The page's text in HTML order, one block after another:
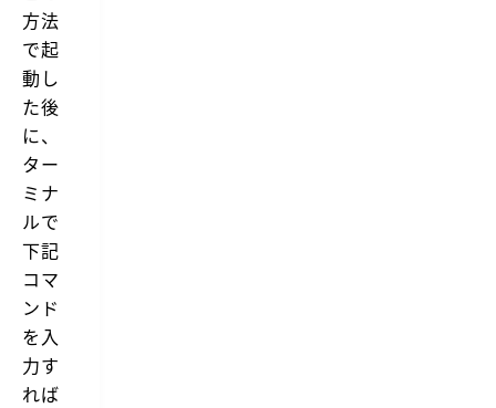
方法
で起
動し
た後
に、
ター
ミナ
ルで
下記
コマ
ンド
を入
力す
れば